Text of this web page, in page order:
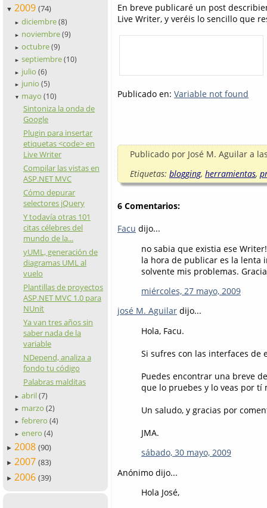
▼ 2009 (74)
► diciembre (8)
► noviembre (9)
► octubre (9)
► septiembre (10)
► julio (6)
► junio (5)
▼ mayo (10)
Sintoniza la onda de
Google
Plugin para insertar
etiquetas <code> en
Live Writer
Compilar las vistas en
ASP.NET MVC
Cómo depurar
selectores jQuery
Y todavía otras 101
citas célebres del
mundo de la...
yUML, generación de
diagramas UML al
vuelo
Plantillas de proyectos
ASP.NET MVC 1.0 para
NUnit
Ya van tres años sin
saber nada de la
variable
NDepend, analiza a
fondo tu código
Palabras malditas
► abril (7)
► marzo (2)
► febrero (4)
► enero (4)
► 2008 (90)
► 2007 (83)
► 2006 (39)
En breve publicaré un post
Live Writer, y veréis lo sencillo que
Publicado en: Variable not found
Publicado por José M. Aguilar a
Etiquetas: blogging, herramientas,
6 Comentarios:
Facu dijo...
no sabia que existia ese
la hora de publicar es la lenta
solvente mis problemas.
miércoles, 27 mayo, 2009
josé M. Aguilar dijo...
Hola, Facu.
Si sufres con las interfaces de
Puedes encontrar una breve
que lo pruebes y lo veas por tí
Un saludo, y gracias por
JMA.
sábado, 30 mayo, 2009
Anónimo dijo...
Hola José,